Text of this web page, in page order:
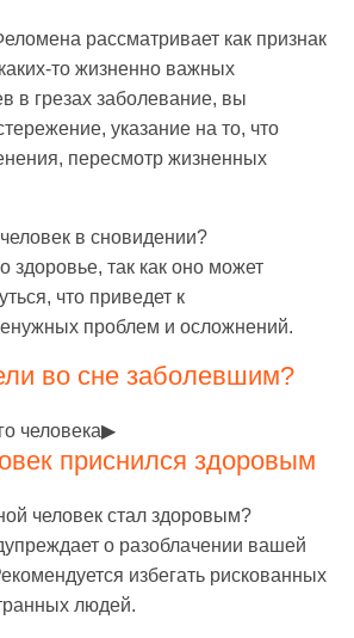
рассматривает как признак
то жизненно важных
в грезах заболевание, вы
указание на то, что
пересмотр жизненных
в сновидении?
здоровье, так как оно может
что приведет к
проблем и осложнений.
во сне заболевшим?
человека▶
приснился здоровым
человек стал здоровым?
о разоблачении вашей
избегать рискованных
людей.